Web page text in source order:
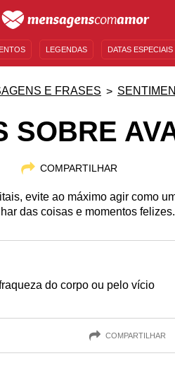
LEGENDAS DATAS ESPECIAIS
E FRASES
SOBRE
COMPARTILHAR
evite ao máximo agir como
das coisas e momentos felizes.
do corpo ou pelo vício
COMPARTILHAR